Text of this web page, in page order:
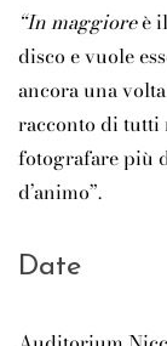
“In maggioreè
disco e vuole
ancora una
racconto di
fotografare più
d’animo”.
Date